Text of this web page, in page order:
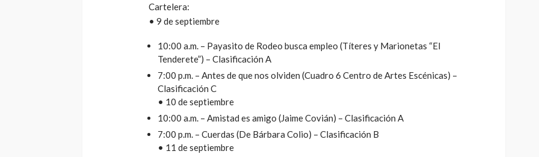
Cartelera:
• 9 de septiembre
10:00 a.m. – Payasito de Rodeo busca empleo (Títeres y Marionetas “El
Tenderete”) – Clasificación A
7:00 p.m. – Antes de que nos olviden (Cuadro 6 Centro de Artes Escénicas) –
Clasificación C
• 10 de septiembre
10:00 a.m. – Amistad es amigo (Jaime Covián) – Clasificación A
7:00 p.m. – Cuerdas (De Bárbara Colio) – Clasificación B
• 11 de septiembre